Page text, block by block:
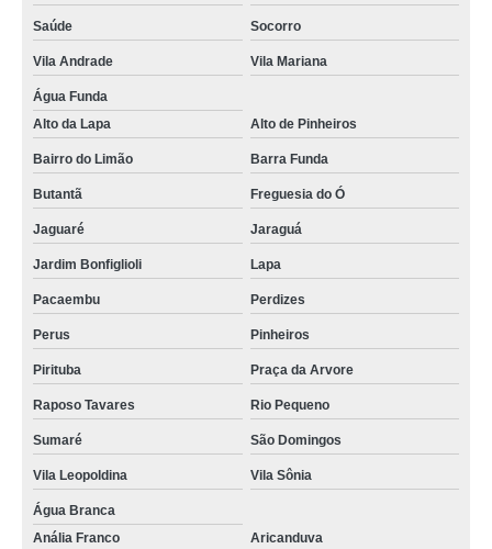
Saúde Socorro
Vila Andrade Vila Mariana
Água Funda
Alto da Lapa
Alto de Pinheiros
Bairro do Limão Barra Funda
Butantã Freguesia do Ó
Jaguaré Jaraguá
Jardim Bonfiglioli Lapa
Pacaembu Perdizes
Perus Pinheiros
Pirituba Praça da Arvore
Raposo Tavares Rio Pequeno
Sumaré São Domingos
Vila Leopoldina Vila Sônia
Água Branca
Anália Franco
Aricanduva